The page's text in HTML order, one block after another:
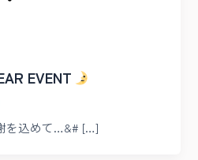
EVENT
を込めて…&# […]